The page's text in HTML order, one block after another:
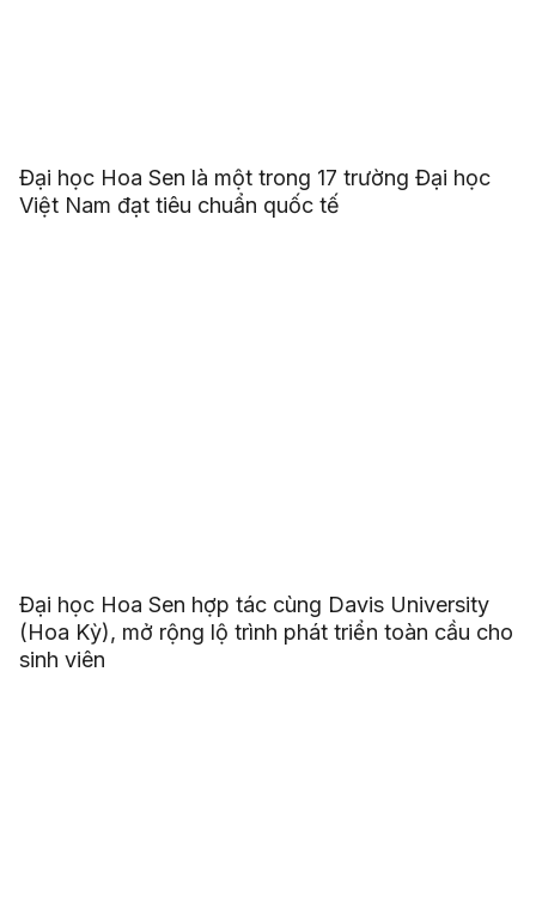
Đại học Hoa Sen là một trong 17 trường Đại học
Việt Nam đạt tiêu chuẩn quốc tế
Đại học Hoa Sen hợp tác cùng Davis University
(Hoa Kỳ), mở rộng lộ trình phát triển toàn cầu cho
sinh viên